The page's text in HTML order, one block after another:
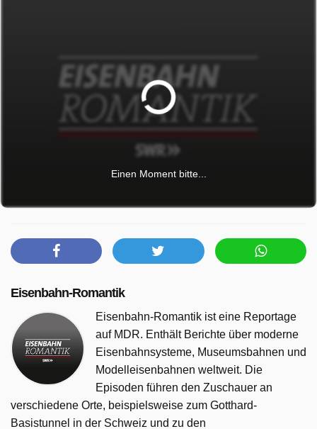
Moderne Fahrzeuge mit Klimaanlage und WLAN sorgen
zu dem für angenehmen Reisekomfort. Das Zugangebot
wird von Einheimischen wie Touristen gleichermaßen gut
angenommen, so dass die Kapazität heute bei Weitem
elektrifiziert sein. Dann können Züge mit mehr Sitzplätzen
fahren. Die Kapazität soll sich dann von 5.000 Plätzen
gehört dann der Vergangenheit an, Züge können dann
weiter nach Innsbruck oder Verona fahren. Die
Vinschgaubahn ist ein gelungenes Beispiel dafür, wie die
sie will. Neben der wechselvollen Geschichte der
Bahnstrecke, erzählt der Film auch von Interessantem und
Sehenswertem links und rechts der Strecke. Das Team um
Alexander Schweitzer besucht beispielsweise in Laas
einen Marmorbruch, wo einer der wertvollsten Marmorarten
weltweit abgebaut wird. Und natürlich wird auch über die
Apfelbauern berichtet, die früher gar nicht von der Bahn
begeistert waren. Und wer weiß schon, dass im Vinschgau
Einen Moment bitte...
Eisenbahn-Romantik
Eisenbahn-Romantik ist eine Reportage
auf MDR. Enthält Berichte über moderne
Eisenbahnsysteme, Museumsbahnen und
Modelleisenbahnen weltweit. Die
Episoden führen den Zuschauer an
verschiedene Orte, beispielsweise zum Gotthard-
Basistunnel in der Schweiz und zu den